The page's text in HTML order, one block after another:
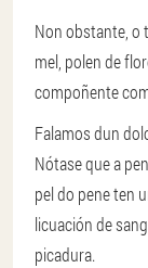
Non obstante, o
mel, polen de
compoñente
Falamos dun
Nótase que a
pel do pene ten
licuación de
picadura.